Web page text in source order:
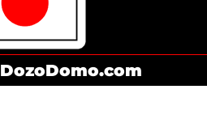
DozoDomo.com